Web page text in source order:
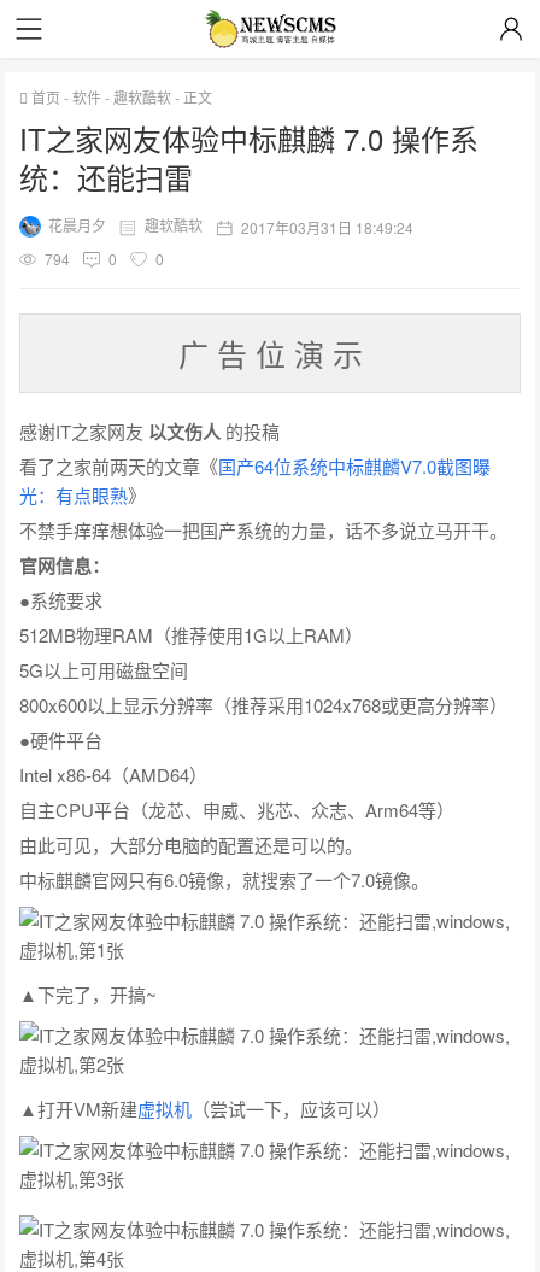
首页 -软件-趣软酷软- 正文
IT之家网友体验中标麒麟 7.0 操作系
统：还能扫雷
花晨月夕 趣软酷软
2017年03月31日 18:49:24
794
0 0
广 告 位 演 示
感谢IT之家网友 以文伤人 的投稿
看了之家前两天的文章《国产64位系统中标麒麟V7.0截图曝
光：有点眼熟》
不禁手痒痒想体验一把国产系统的力量，话不多说立马开干。
官网信息：
●系统要求
512MB物理RAM（推荐使用1G以上RAM）
5G以上可用磁盘空间
800x600以上显示分辨率（推荐采用1024x768或更高分辨率）
●硬件平台
Intel x86-64（AMD64）
自主CPU平台（龙芯、申威、兆芯、众志、Arm64等）
由此可见，大部分电脑的配置还是可以的。
中标麒麟官网只有6.0镜像，就搜索了一个7.0镜像。
▲下完了，开搞~
▲打开VM新建虚拟机 （尝试一下，应该可以）